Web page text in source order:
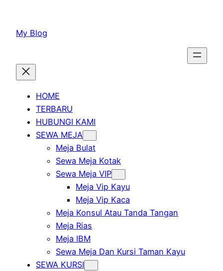
konten
My Blog
HOME
TERBARU
HUBUNGI KAMI
SEWA MEJA
Meja Bulat
Sewa Meja Kotak
Sewa Meja VIP
Meja Vip Kayu
Meja Vip Kaca
Meja Konsul Atau Tanda Tangan
Meja Rias
Meja IBM
Sewa Meja Dan Kursi Taman Kayu
SEWA KURSI